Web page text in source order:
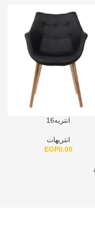
انتريه16
انتريهات
EGP0.00